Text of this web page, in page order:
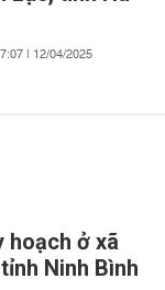
| 12/04/2025
hoạch ở xã
Ninh Bình